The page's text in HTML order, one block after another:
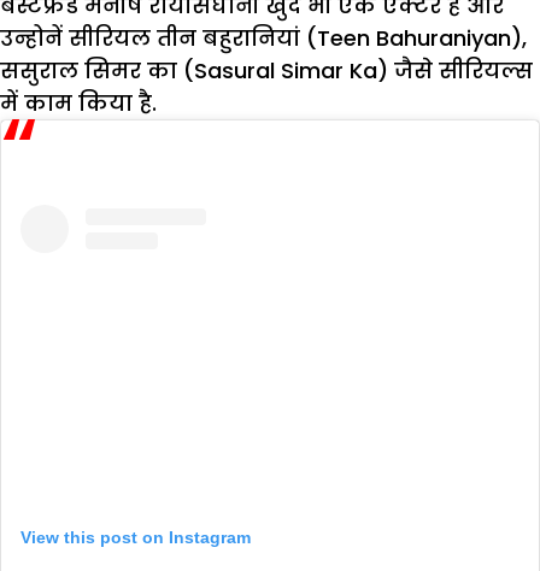
उन्होनें सीरियल तीन बहुरानियां (Teen Bahuraniyan),
ससुराल सिमर का (Sasural Simar Ka) जैसे सीरियल्स
में काम किया है.
View this post on Instagram